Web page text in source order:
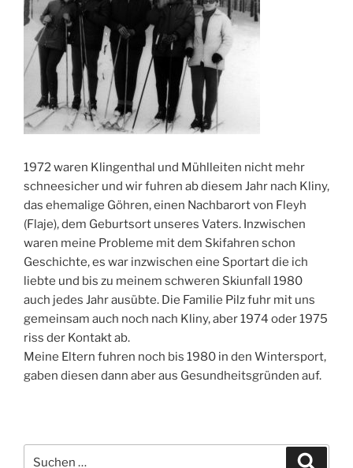
1972 waren Klingenthal und Mühlleiten nicht mehr
schneesicher und wir fuhren ab diesem Jahr nach Kliny,
das ehemalige Göhren, einen Nachbarort von Fleyh
(Flaje), dem Geburtsort unseres Vaters. Inzwischen
waren meine Probleme mit dem Skifahren schon
Geschichte, es war inzwischen eine Sportart die ich
liebte und bis zu meinem schweren Skiunfall 1980
auch jedes Jahr ausübte. Die Familie Pilz fuhr mit uns
gemeinsam auch noch nach Kliny, aber 1974 oder 1975
riss der Kontakt ab.
Meine Eltern fuhren noch bis 1980 in den Wintersport,
gaben diesen dann aber aus Gesundheitsgründen auf.